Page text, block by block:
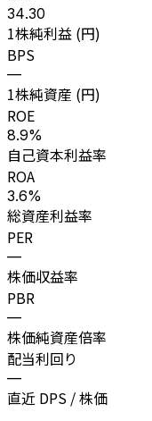
34.30
1株純利益 (円)
BPS
—
1株純資産 (円)
ROE
8.9%
自己資本利益率
ROA
3.6%
総資産利益率
PER
—
株価収益率
PBR
—
株価純資産倍率
配当利回り
—
直近 DPS / 株価